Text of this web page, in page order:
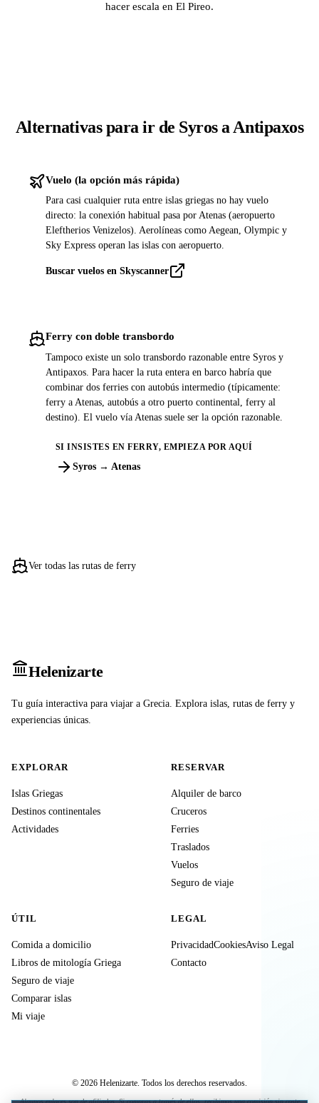
hacer escala en El Pireo.
Alternativas para ir de Syros a Antipaxos
Vuelo (la opción más rápida)
Para casi cualquier ruta entre islas griegas no hay vuelo
directo: la conexión habitual pasa por Atenas (aeropuerto
Eleftherios Venizelos). Aerolíneas como Aegean, Olympic y
Sky Express operan las islas con aeropuerto.
Buscar vuelos en Skyscanner
Ferry con doble transbordo
Tampoco existe un solo transbordo razonable entre Syros y
Antipaxos. Para hacer la ruta entera en barco habría que
combinar dos ferries con autobús intermedio (típicamente:
ferry a Atenas, autobús a otro puerto continental, ferry al
destino). El vuelo vía Atenas suele ser la opción razonable.
SI INSISTES EN FERRY, EMPIEZA POR AQUÍ
Syros → Atenas
Ver todas las rutas de ferry
Helenizarte
Tu guía interactiva para viajar a Grecia. Explora islas, rutas de ferry y
experiencias únicas.
EXPLORAR
Islas Griegas
Destinos continentales
Actividades
RESERVAR
Alquiler de barco
Cruceros
Ferries
Traslados
Vuelos
Seguro de viaje
ÚTIL
Comida a domicilio
Libros de mitología Griega
Seguro de viaje
Comparar islas
Mi viaje
LEGAL
PrivacidadCookiesAviso Legal
Contacto
© 2026 Helenizarte. Todos los derechos reservados.
Algunos enlaces son de afiliados. Si compras a través de ellos, recibimos una comisión sin coste